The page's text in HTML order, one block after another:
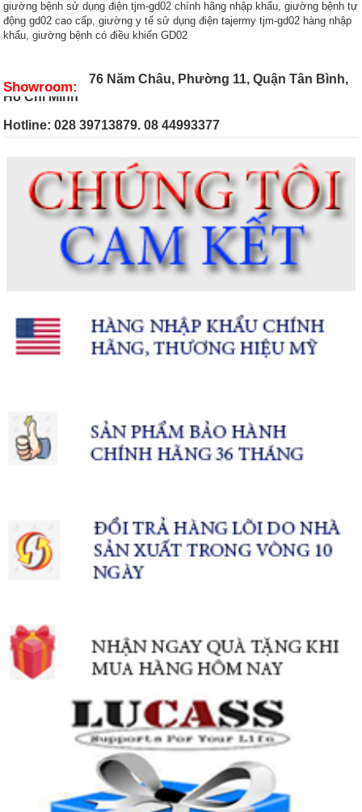
giường bệnh sử dụng điện tjm-gd02 chính hãng nhập khẩu, giường bệnh tự
động gd02 cao cấp, giường y tế sử dụng điện tajermy tjm-gd02 hàng nhập
khẩu, giường bệnh có điều khiển GD02
Showroom:
76 Năm Châu, Phường 11, Quận Tân Bình,
Hồ Chí Minh
Hotline: 028 39713879. 08 44993377